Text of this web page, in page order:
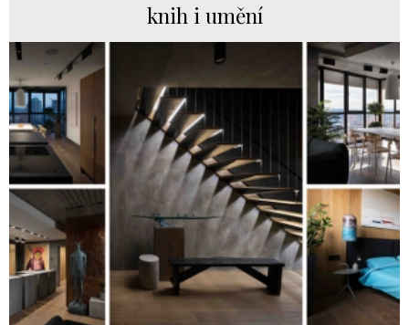
knih i umění